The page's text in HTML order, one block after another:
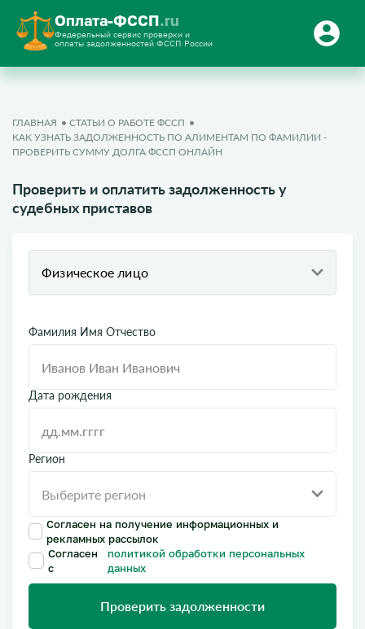
Оплата-ФССП.ru
Федеральный сервис проверки и
оплаты задолженностей ФССП России
ГЛАВНАЯ
СТАТЬИ О РАБОТЕ ФССП
КАК УЗНАТЬ ЗАДОЛЖЕННОСТЬ ПО АЛИМЕНТАМ ПО ФАМИЛИИ -
ПРОВЕРИТЬ СУММУ ДОЛГА ФССП ОНЛАЙН
Проверить и оплатить задолженность у
судебных приставов
Физическое лицо
Фамилия Имя Отчество
Дата рождения
Регион
Согласен на получение информационных и
рекламных рассылок
Согласен
с
политикой обработки персональных
данных
Проверить задолженности